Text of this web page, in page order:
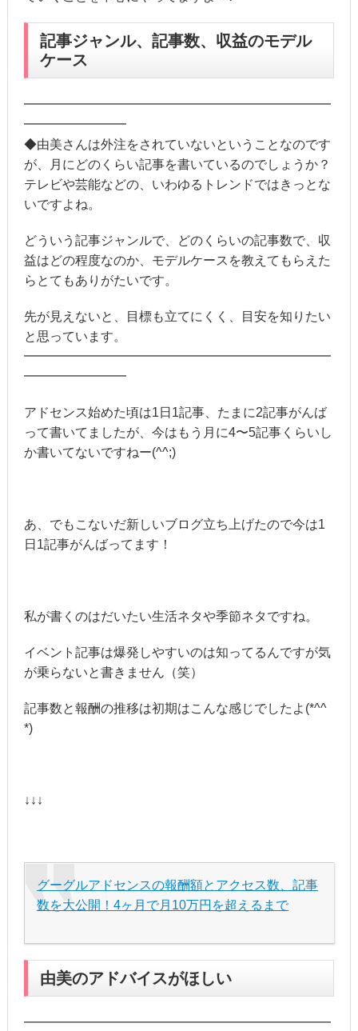
記事ジャンル、記事数、収益のモデル
ケース
━━━━━━━━━━━━━━━━━━━━━━━━
━━━━━━━━
◆由美さんは外注をされていないということなのです
が、月にどのくらい記事を書いているのでしょうか？
テレビや芸能などの、いわゆるトレンドではきっとな
いですよね。
どういう記事ジャンルで、どのくらいの記事数で、収
益はどの程度なのか、モデルケースを教えてもらえた
らとてもありがたいです。
先が見えないと、目標も立てにくく、目安を知りたい
と思っています。
━━━━━━━━━━━━━━━━━━━━━━━━
━━━━━━━━
アドセンス始めた頃は1日1記事、たまに2記事がんば
って書いてましたが、今はもう月に4〜5記事くらいし
か書いてないですねー(^^;)
あ、でもこないだ新しいブログ立ち上げたので今は1
日1記事がんばってます！
私が書くのはだいたい生活ネタや季節ネタですね。
イベント記事は爆発しやすいのは知ってるんですが気
が乗らないと書きません（笑）
記事数と報酬の推移は初期はこんな感じでしたよ(*^^
*)
↓↓↓
グーグルアドセンスの報酬額とアクセス数、記事
数を大公開！4ヶ月で月10万円を超えるまで
由美のアドバイスがほしい
━━━━━━━━━━━━━━━━━━━━━━━━